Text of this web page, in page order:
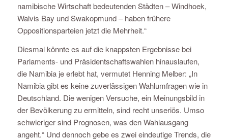
namibische Wirtschaft bedeutenden Städten – Windhoek,
Walvis Bay und Swakopmund – haben frühere
Oppositionsparteien jetzt die Mehrheit.“
Diesmal könnte es auf die knappsten Ergebnisse bei
Parlaments- und Präsidentschaftswahlen hinauslaufen,
die Namibia je erlebt hat, vermutet Henning Melber: „In
Namibia gibt es keine zuverlässigen Wahlumfragen wie in
Deutschland. Die wenigen Versuche, ein Meinungsbild in
der Bevölkerung zu ermitteln, sind recht unseriös. Umso
schwieriger sind Prognosen, was den Wahlausgang
angeht.“ Und dennoch gebe es zwei eindeutige Trends, die